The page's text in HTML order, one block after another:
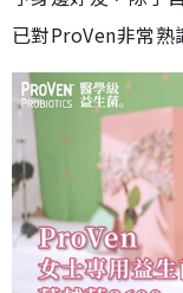
已對ProVen非常熟